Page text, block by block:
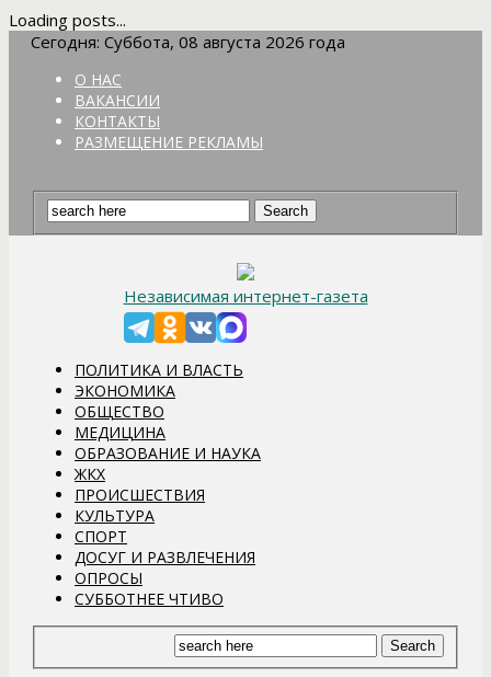
Loading posts...
Сегодня: Суббота, 08 августа 2026 года
О НАС
ВАКАНСИИ
КОНТАКТЫ
РАЗМЕЩЕНИЕ РЕКЛАМЫ
Независимая интернет-газета
ПОЛИТИКА И ВЛАСТЬ
ЭКОНОМИКА
ОБЩЕСТВО
МЕДИЦИНА
ОБРАЗОВАНИЕ И НАУКА
ЖКХ
ПРОИСШЕСТВИЯ
КУЛЬТУРА
СПОРТ
ДОСУГ И РАЗВЛЕЧЕНИЯ
ОПРОСЫ
СУББОТНЕЕ ЧТИВО